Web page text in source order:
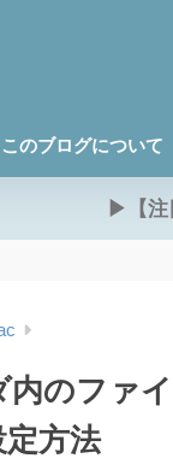
このブログについて
▶【注
内のファ
方法